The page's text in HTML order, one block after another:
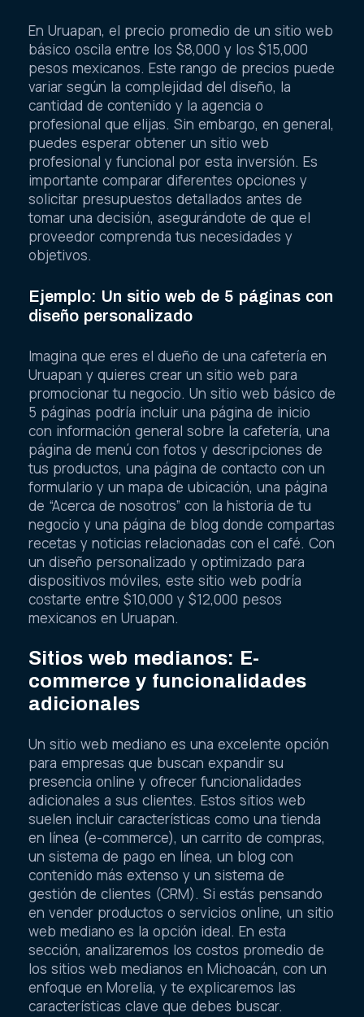
En Uruapan, el precio promedio de un sitio web
básico oscila entre los $8,000 y los $15,000
pesos mexicanos. Este rango de precios puede
variar según la complejidad del diseño, la
cantidad de contenido y la agencia o
profesional que elijas. Sin embargo, en general,
puedes esperar obtener un sitio web
profesional y funcional por esta inversión. Es
importante comparar diferentes opciones y
solicitar presupuestos detallados antes de
tomar una decisión, asegurándote de que el
proveedor comprenda tus necesidades y
objetivos.
Ejemplo: Un sitio web de 5 páginas con
diseño personalizado
Imagina que eres el dueño de una cafetería en
Uruapan y quieres crear un sitio web para
promocionar tu negocio. Un sitio web básico de
5 páginas podría incluir una página de inicio
con información general sobre la cafetería, una
página de menú con fotos y descripciones de
tus productos, una página de contacto con un
formulario y un mapa de ubicación, una página
de “Acerca de nosotros” con la historia de tu
negocio y una página de blog donde compartas
recetas y noticias relacionadas con el café. Con
un diseño personalizado y optimizado para
dispositivos móviles, este sitio web podría
costarte entre $10,000 y $12,000 pesos
mexicanos en Uruapan.
Sitios web medianos: E-
commerce y funcionalidades
adicionales
Un sitio web mediano es una excelente opción
para empresas que buscan expandir su
presencia online y ofrecer funcionalidades
adicionales a sus clientes. Estos sitios web
suelen incluir características como una tienda
en línea (e-commerce), un carrito de compras,
un sistema de pago en línea, un blog con
contenido más extenso y un sistema de
gestión de clientes (CRM). Si estás pensando
en vender productos o servicios online, un sitio
web mediano es la opción ideal. En esta
sección, analizaremos los costos promedio de
los sitios web medianos en Michoacán, con un
enfoque en Morelia, y te explicaremos las
características clave que debes buscar.